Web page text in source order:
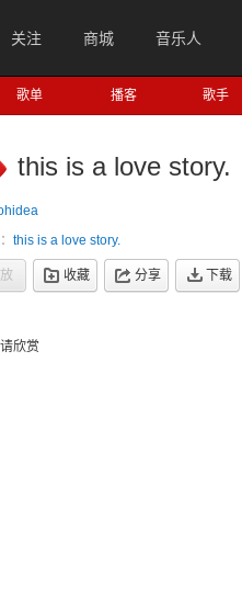
关注 商城 音乐人
歌单 播客 歌手